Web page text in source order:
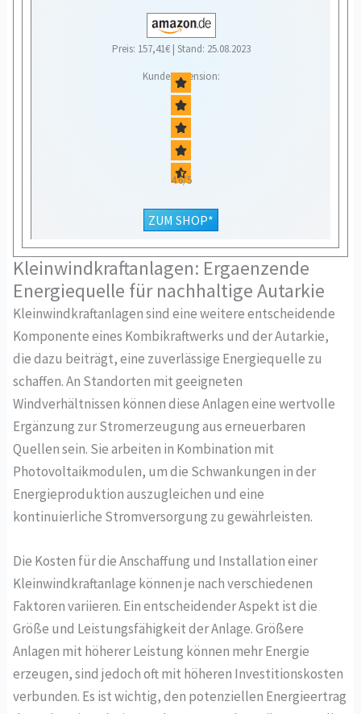
Preis: 157,41€ | Stand: 25.08.2023
Kundenrezension:
4.6/5
ZUM SHOP*
Kleinwindkraftanlagen: Ergaenzende
Energiequelle für nachhaltige Autarkie
Kleinwindkraftanlagen sind eine weitere entscheidende
Komponente eines Kombikraftwerks und der Autarkie,
die dazu beiträgt, eine zuverlässige Energiequelle zu
schaffen. An Standorten mit geeigneten
Windverhältnissen können diese Anlagen eine wertvolle
Ergänzung zur Stromerzeugung aus erneuerbaren
Quellen sein. Sie arbeiten in Kombination mit
Photovoltaikmodulen, um die Schwankungen in der
Energieproduktion auszugleichen und eine
kontinuierliche Stromversorgung zu gewährleisten.
Die Kosten für die Anschaffung und Installation einer
Kleinwindkraftanlage können je nach verschiedenen
Faktoren variieren. Ein entscheidender Aspekt ist die
Größe und Leistungsfähigkeit der Anlage. Größere
Anlagen mit höherer Leistung können mehr Energie
erzeugen, sind jedoch oft mit höheren Investitionskosten
verbunden. Es ist wichtig, den potenziellen Energieertrag